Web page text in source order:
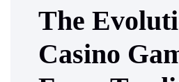
The
Casino